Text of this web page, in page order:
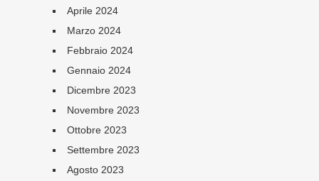
Aprile 2024
Marzo 2024
Febbraio 2024
Gennaio 2024
Dicembre 2023
Novembre 2023
Ottobre 2023
Settembre 2023
Agosto 2023